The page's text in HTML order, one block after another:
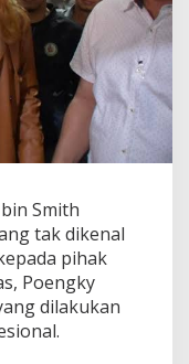
Smith
tak dikenal
pihak
Poengky
dilakukan